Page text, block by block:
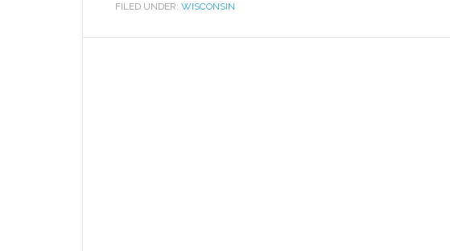
FILED UNDER: WISCONSIN